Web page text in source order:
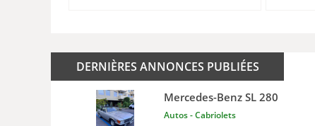
DERNIÈRES ANNONCES PUBLIÉES
Autos - Cabriolets
Mercedes-Benz SL 280